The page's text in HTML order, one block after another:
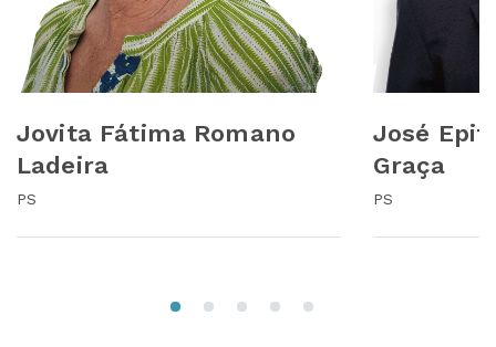
Jovita Fátima Romano
Ladeira
PS
José
Graça
PS